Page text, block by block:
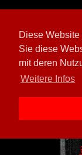
Diese
Sie diese
mit deren
Weitere Infos
[